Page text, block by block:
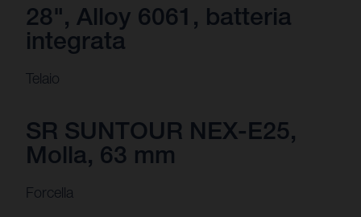
28", Alloy 6061, batteria
integrata
Telaio
SR SUNTOUR NEX-E25,
Molla, 63 mm
Forcella